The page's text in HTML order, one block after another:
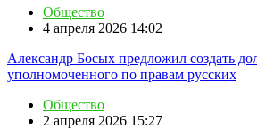
Общество
4 апреля 2026 14:02
Александр Босых предложил создать
уполномоченного по правам русских
Общество
2 апреля 2026 15:27